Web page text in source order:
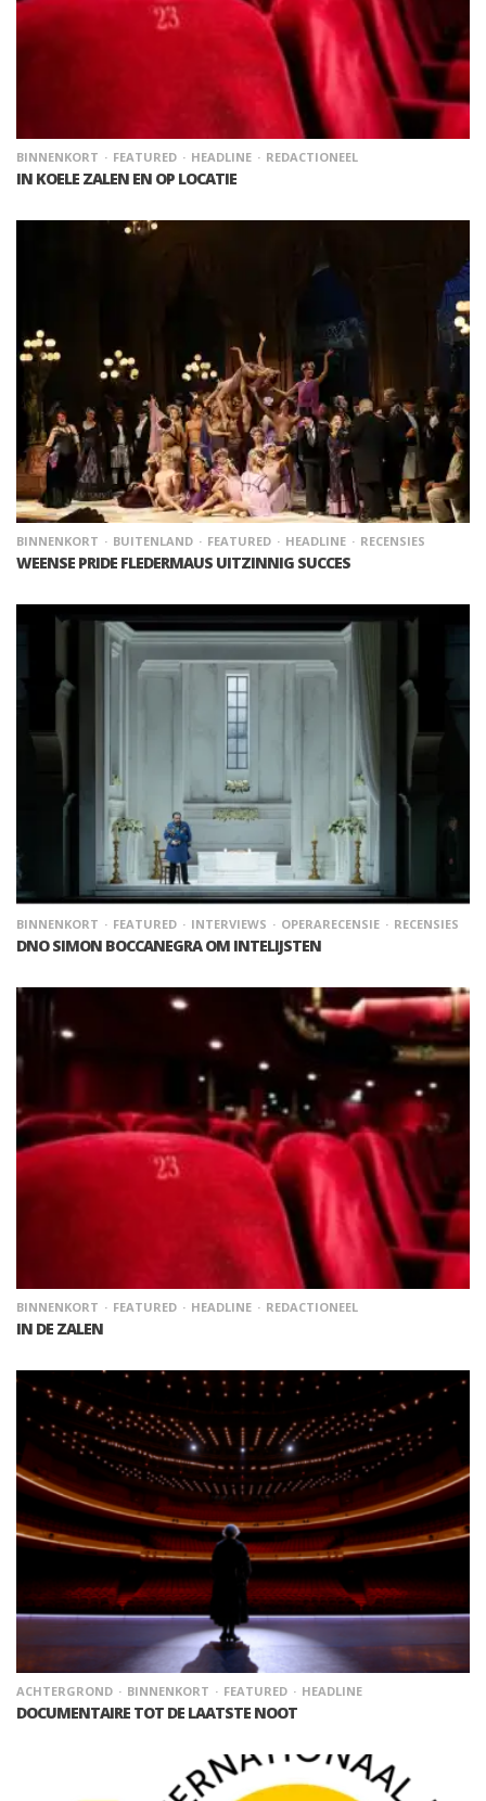
BINNENKORT FEATURED HEADLINE REDACTIONEEL
IN KOELE ZALEN EN OP LOCATIE
BINNENKORT BUITENLAND FEATURED HEADLINE RECENSIES
WEENSE PRIDE FLEDERMAUS UITZINNIG SUCCES
BINNENKORT FEATURED INTERVIEWS OPERARECENSIE RECENSIES
DNO SIMON BOCCANEGRA OM INTELIJSTEN
BINNENKORT FEATURED HEADLINE REDACTIONEEL
IN DE ZALEN
ACHTERGROND BINNENKORT FEATURED HEADLINE
DOCUMENTAIRE TOT DE LAATSTE NOOT